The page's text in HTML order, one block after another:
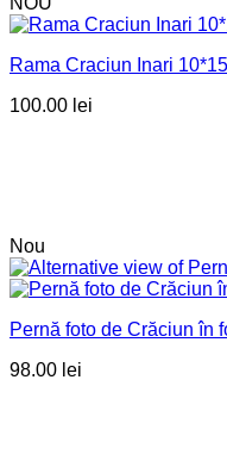
Rama Craciun Inari 10*15
100.00 lei
Nou
Pernă foto de Crăciun în
98.00 lei